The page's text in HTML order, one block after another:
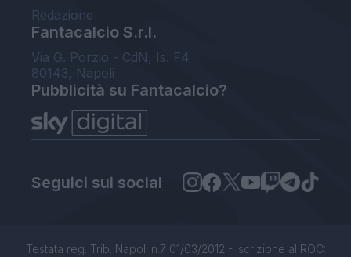
Redazione
Fantacalcio S.r.l.
Via G. Porzio - CdN, Is. F4
80143, Napoli
Pubblicità su Fantacalcio?
Seguici sui social
Testata reg. Trib. Napoli n.7 01/03/2012 - Iscrizione al ROC: